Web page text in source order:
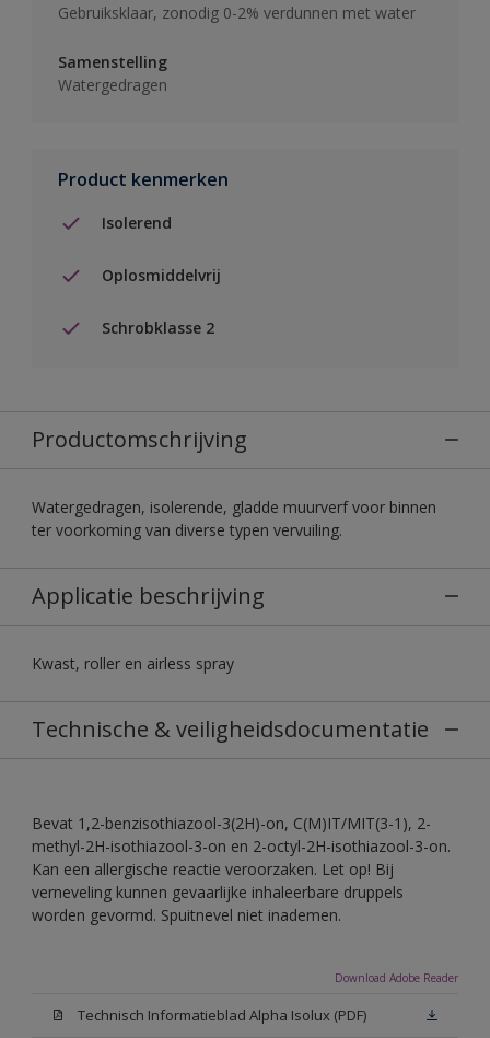
Gebruiksklaar, zonodig 0-2% verdunnen met water
Samenstelling
Watergedragen
Product kenmerken
Isolerend
Oplosmiddelvrij
Schrobklasse 2
Productomschrijving
Watergedragen, isolerende, gladde muurverf voor binnen
ter voorkoming van diverse typen vervuiling.
Applicatie beschrijving
Kwast, roller en airless spray
Technische & veiligheidsdocumentatie
Bevat 1,2-benzisothiazool-3(2H)-on, C(M)IT/MIT(3-1), 2-
methyl-2H-isothiazool-3-on en 2-octyl-2H-isothiazool-3-on.
Kan een allergische reactie veroorzaken. Let op! Bij
verneveling kunnen gevaarlijke inhaleerbare druppels
worden gevormd. Spuitnevel niet inademen.
Download Adobe Reader
Technisch Informatieblad Alpha Isolux (PDF)